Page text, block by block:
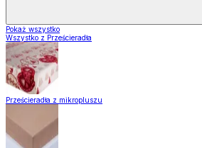
Pokaż wszystko
Wszystko z Prześcieradła
Prześcieradła z mikropluszu